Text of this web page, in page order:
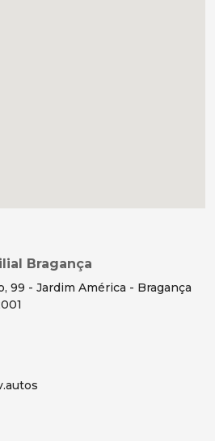
Bragança
99 - Jardim América - Bragança